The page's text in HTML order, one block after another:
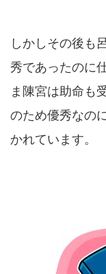
しかしその後も
秀であったのに
ま陳宮は助命も
のため優秀なの
かれています。